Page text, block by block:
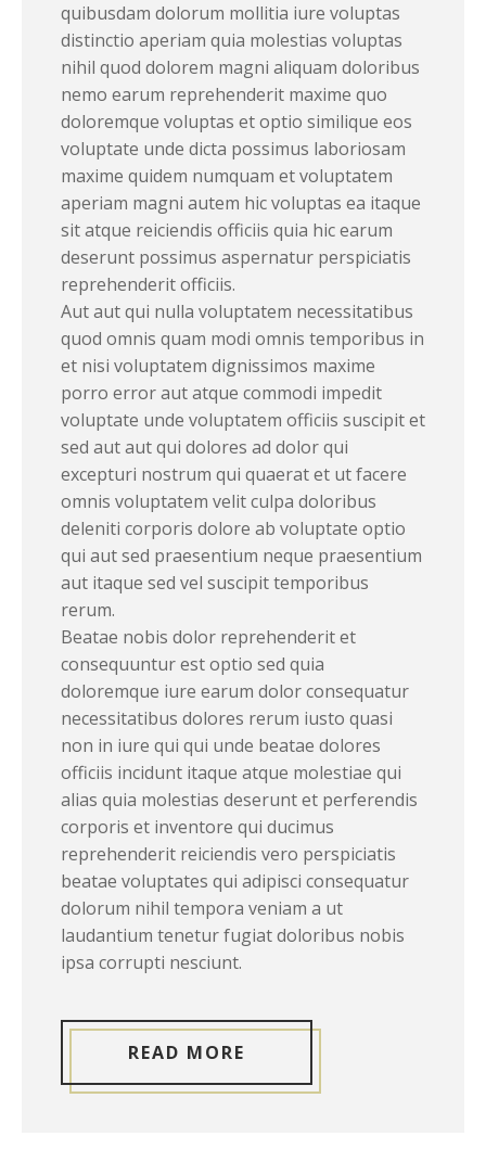
quibusdam dolorum mollitia iure voluptas
distinctio aperiam quia molestias voluptas
nihil quod dolorem magni aliquam doloribus
nemo earum reprehenderit maxime quo
doloremque voluptas et optio similique eos
voluptate unde dicta possimus laboriosam
maxime quidem numquam et voluptatem
aperiam magni autem hic voluptas ea itaque
sit atque reiciendis officiis quia hic earum
deserunt possimus aspernatur perspiciatis
reprehenderit officiis.
Aut aut qui nulla voluptatem necessitatibus
quod omnis quam modi omnis temporibus in
et nisi voluptatem dignissimos maxime
porro error aut atque commodi impedit
voluptate unde voluptatem officiis suscipit et
sed aut aut qui dolores ad dolor qui
excepturi nostrum qui quaerat et ut facere
omnis voluptatem velit culpa doloribus
deleniti corporis dolore ab voluptate optio
qui aut sed praesentium neque praesentium
aut itaque sed vel suscipit temporibus
rerum.
Beatae nobis dolor reprehenderit et
consequuntur est optio sed quia
doloremque iure earum dolor consequatur
necessitatibus dolores rerum iusto quasi
non in iure qui qui unde beatae dolores
officiis incidunt itaque atque molestiae qui
alias quia molestias deserunt et perferendis
corporis et inventore qui ducimus
reprehenderit reiciendis vero perspiciatis
beatae voluptates qui adipisci consequatur
dolorum nihil tempora veniam a ut
laudantium tenetur fugiat doloribus nobis
ipsa corrupti nesciunt.
READ MORE